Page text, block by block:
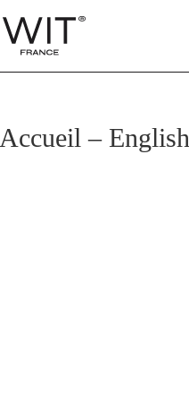
Accueil – English